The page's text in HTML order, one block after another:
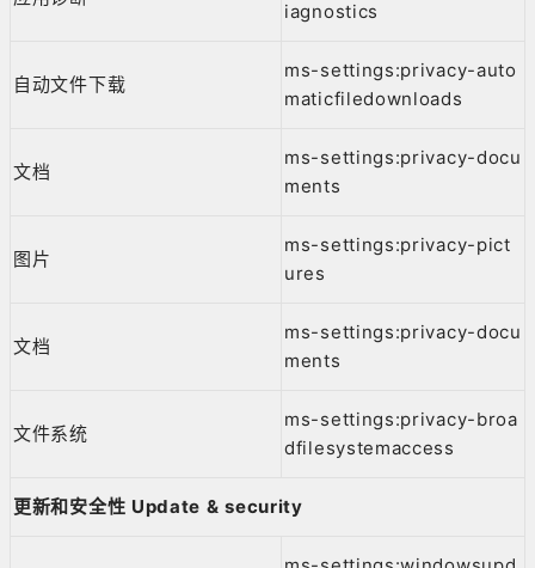
iagnostics
自动文件下载
ms-settings:privacy-auto
maticfiledownloads
文档
ms-settings:privacy-docu
ments
图片
ms-settings:privacy-pict
ures
文档
ms-settings:privacy-docu
ments
文件系统
ms-settings:privacy-broa
dfilesystemaccess
更新和安全性 Update & security